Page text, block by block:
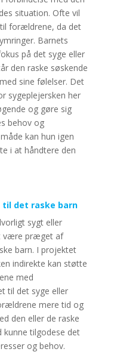
situation. Ofte vil
forældrene, da det
Barnets
på det syge eller
den raske søskende
sine følelser. Det
sygeplejersken her
og gøre sig
behov og
kan hun igen
i at håndtere den
det raske barn
sygt eller
være præget af
barn. I projektet
indirekte kan støtte
med
til det syge eller
mere tid og
den eller de raske
kunne tilgodese det
og behov.